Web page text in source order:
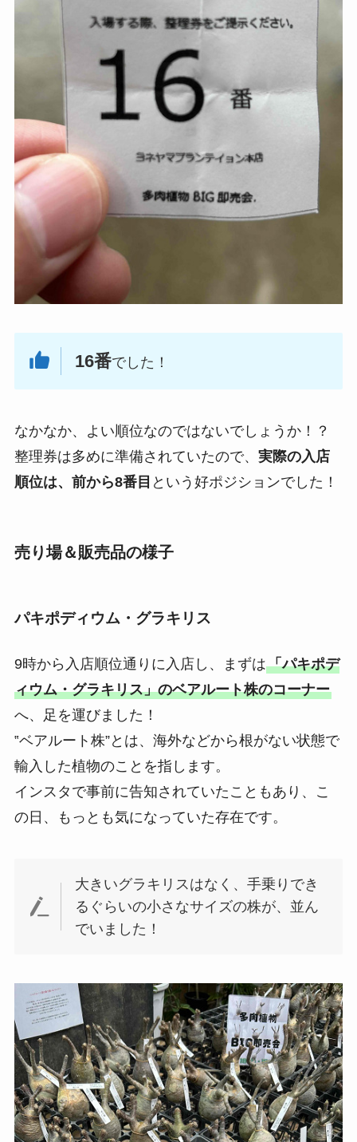
16番でした！
なかなか、よい順位なのではないでしょうか！？
整理券は多めに準備されていたので、 実際の入店
順位は、前から8番目 という好ポジションでした！
売り場＆販売品の様子
パキポディウム・グラキリス
9時から入店順位通りに入店し、まずは「パキポデ
ィウム・グラキリス」のベアルート株のコーナー
へ、足を運びました！
‟ベアルート株”とは、海外などから根がない状態で
輸入した植物のことを指します。
インスタで事前に告知されていたこともあり、こ
の日、もっとも気になっていた存在です。
大きいグラキリスはなく、手乗りでき
るぐらいの小さなサイズの株が、並ん
でいました！